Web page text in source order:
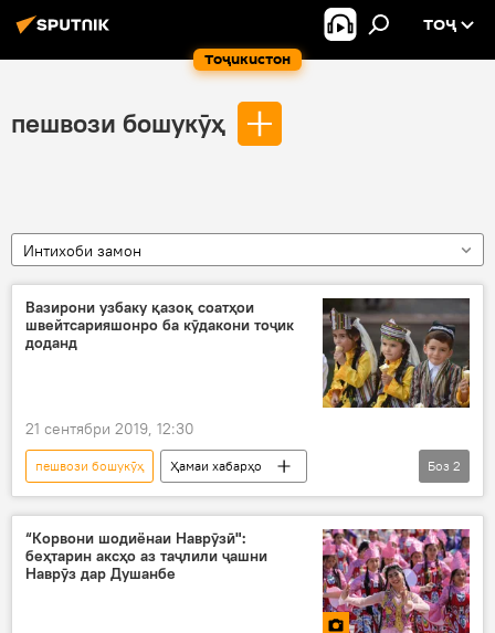
Тоҷикистон
ТОҶ
пешвози бошукӯҳ
Интихоби замон
Вазирони узбаку қазоқ соатҳои
швейтсарияшонро ба кӯдакони тоҷик
доданд
21 сентябри 2019, 12:30
пешвози бошукӯҳ
Ҳамаи хабарҳо
Фарҳанг
рақс Дар Тоҷикистон
Боз 2
“Корвони шодиёнаи Наврӯзӣ":
беҳтарин аксҳо аз таҷлили ҷашни
Наврӯз дар Душанбе